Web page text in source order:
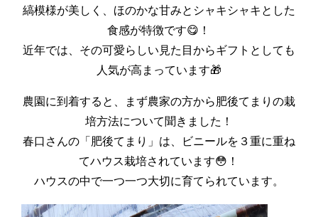
縞模様が美しく、ほのかな甘みとシャキシャキとした
食感が特徴です😋！
近年では、その可愛らしい見た目からギフトとしても
人気が高まっています🎁
農園に到着すると、まず農家の方から肥後てまりの栽
培方法について聞きました！
春口さんの「肥後てまり」は、ビニールを３重に重ね
てハウス栽培されています😳！
ハウスの中で一つ一つ大切に育てられています。